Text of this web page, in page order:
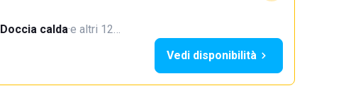
Doccia calda·e altri 12…
Vedi disponibilità